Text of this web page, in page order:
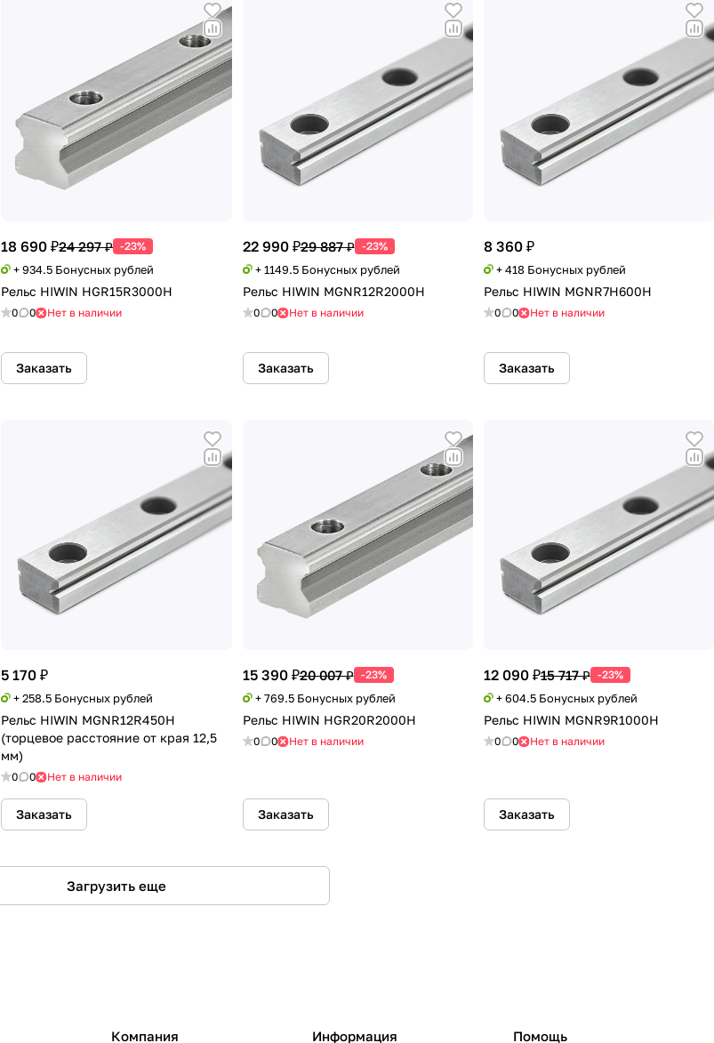
18 690 ₽24 297 ₽ -23%
+ 934.5 Бонусных рублей
Рельс HIWIN HGR15R3000H
0 0 Нет в наличии
Заказать
22 990 ₽29 887 ₽ -23%
+ 1149.5 Бонусных рублей
Рельс HIWIN MGNR12R2000H
0 0 Нет в наличии
Заказать
8 360 ₽
+ 418 Бонусных рублей
Рельс HIWIN MGNR7H600H
0 0 Нет в наличии
Заказать
5 170 ₽
+ 258.5 Бонусных рублей
Рельс HIWIN MGNR12R450H
(торцевое расстояние от края 12,5
мм)
0 0 Нет в наличии
Заказать
15 390 ₽20 007 ₽ -23%
+ 769.5 Бонусных рублей
Рельс HIWIN HGR20R2000H
0 0 Нет в наличии
Заказать
12 090 ₽15 717 ₽ -23%
+ 604.5 Бонусных рублей
Рельс HIWIN MGNR9R1000H
0 0 Нет в наличии
Заказать
Загрузить еще
Компания Информация Помощь